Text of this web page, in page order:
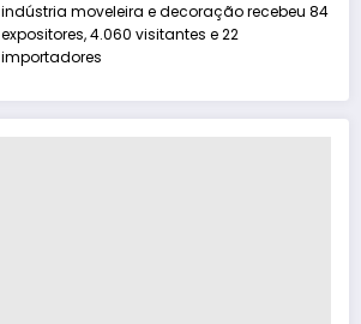
indústria moveleira e decoração recebeu 84
expositores, 4.060 visitantes e 22
importadores